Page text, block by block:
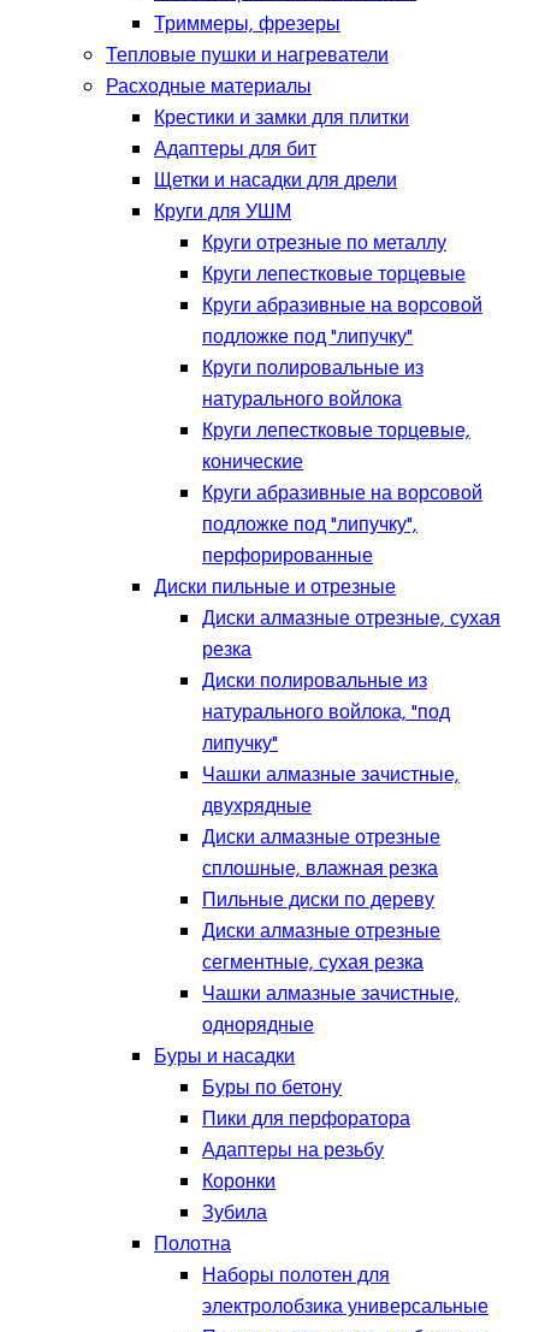
Триммеры, фрезеры
Тепловые пушки и нагреватели
Расходные материалы
Крестики и замки для плитки
Адаптеры для бит
Щетки и насадки для дрели
Круги для УШМ
Круги отрезные по металлу
Круги лепестковые торцевые
Круги абразивные на ворсовой
подложке под "липучку"
Круги полировальные из
натурального войлока
Круги лепестковые торцевые,
конические
Круги абразивные на ворсовой
подложке под "липучку",
перфорированные
Диски пильные и отрезные
Диски алмазные отрезные, сухая
резка
Диски полировальные из
натурального войлока, "под
липучку"
Чашки алмазные зачистные,
двухрядные
Диски алмазные отрезные
сплошные, влажная резка
Пильные диски по дереву
Диски алмазные отрезные
сегментные, сухая резка
Чашки алмазные зачистные,
однорядные
Буры и насадки
Буры по бетону
Пики для перфоратора
Адаптеры на резьбу
Коронки
Зубила
Полотна
Наборы полотен для
электролобзика универсальные